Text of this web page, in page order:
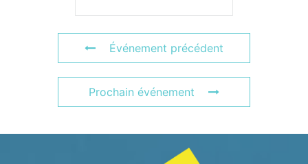
Événement précédent
Prochain événement